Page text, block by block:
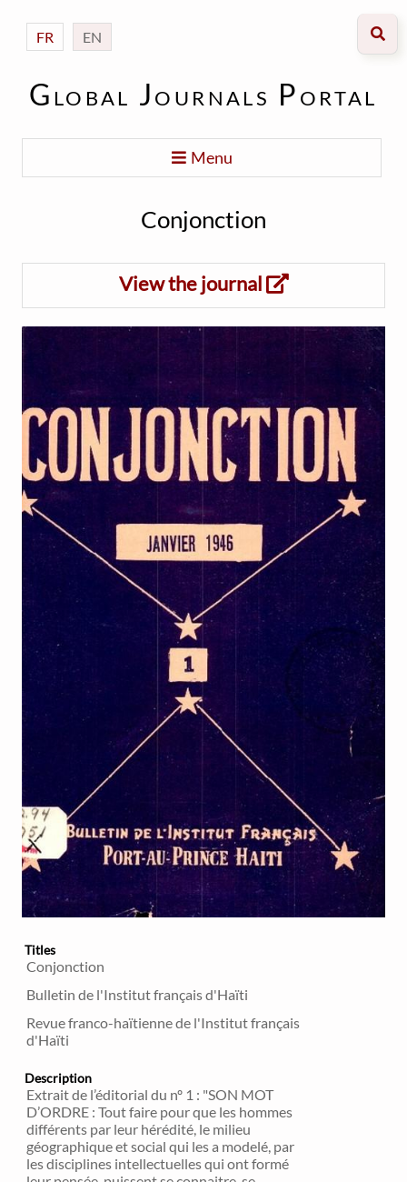
FR EN
Global Journals Portal
Menu
Conjonction
View the journal
Titles
Conjonction
Bulletin de l'Institut français d'Haïti
Revue franco-haïtienne de l'Institut français
d'Haïti
Description
Extrait de l’éditorial du nº 1 : "SON MOT
D’ORDRE : Tout faire pour que les hommes
différents par leur hérédité, le milieu
géographique et social qui les a modelé, par
les disciplines intellectuelles qui ont formé